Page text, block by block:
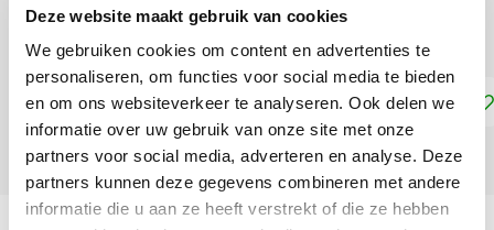
Deze website maakt gebruik van cookies
We gebruiken cookies om content en advertenties te
personaliseren, om functies voor social media te bieden
en om ons websiteverkeer te analyseren. Ook delen we
informatie over uw gebruik van onze site met onze
partners voor social media, adverteren en analyse. Deze
partners kunnen deze gegevens combineren met andere
informatie die u aan ze heeft verstrekt of die ze hebben
telpatroonLees meer
Toevoegen aan winkelwagen
DELEN: